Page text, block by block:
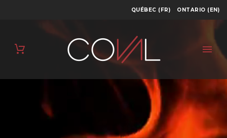
QUÉBEC (FR) ONTARIO (EN)